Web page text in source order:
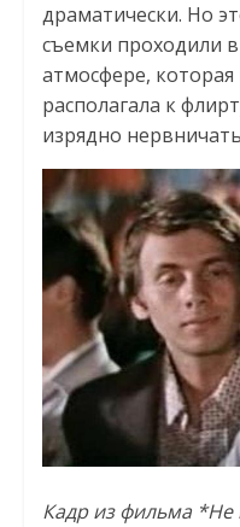
драматически. Но
съемки проходили
атмосфере,
располагала к
изрядно
Кадр из фильма *Не